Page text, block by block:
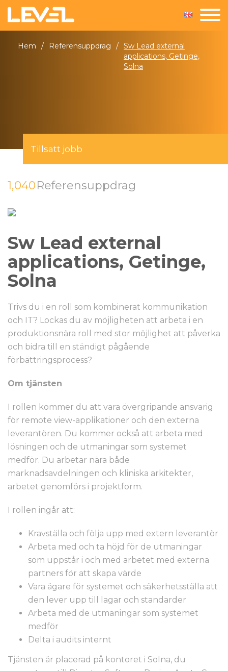
Hem / Referensuppdrag / Sw Lead external
applications, Getinge,
Solna
Tillsatt jobb
1,040Referensuppdrag
Sw Lead external
applications, Getinge,
Solna
Trivs du i en roll som kombinerat kommunikation
och IT? Lockas du av möjligheten att arbeta i en
produktionsnära roll med stor möjlighet att påverka
och bidra till en ständigt pågående
förbättringsprocess?
Om tjänsten
I rollen kommer du att vara övergripande ansvarig
för remote view-applikationer och den externa
leverantören. Du kommer också att arbeta med
lösningen och de utmaningar som systemet
medför. Du arbetar nära både
marknadsavdelningen och kliniska arkitekter,
arbetet genomförs i projektform.
I rollen ingår att:
Kravställa och följa upp med extern leverantör
Arbeta med och ta höjd för de utmaningar
som uppstår i och med arbetet med externa
partners för att skapa värde
Vara ägare för systemet och säkerhetsställa att
den lever upp till lagar och standarder
Arbeta med de utmaningar som systemet
medför
Delta i audits internt
Tjänsten är placerad på kontoret i Solna, du